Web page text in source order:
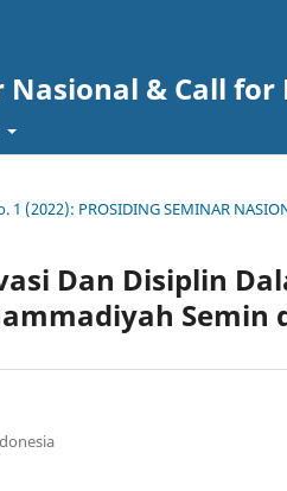
& Call for
1 (2022): PROSIDING SEMINAR
Dan Disiplin
Semin